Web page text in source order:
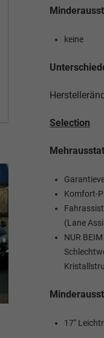
keine
Selection
Komfort-
(Lane
NUR
17"
Verkauf
schael@take-